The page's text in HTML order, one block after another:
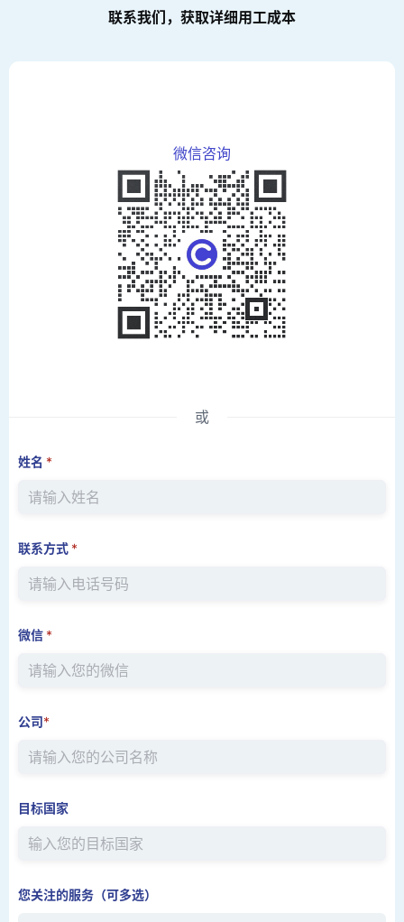
联系我们，获取详细用工成本
微信咨询
或
姓名 *
联系方式 *
微信 *
公司*
目标国家
您关注的服务（可多选）